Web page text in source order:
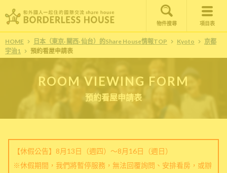
物件搜尋 項目表
HOME 日本（東京· 關西· 仙台）的Share House情報TOP Kyoto
京都
宇治1
預約看屋申請表
ROOM VIEWING FORM
預約看屋申請表
【休假公告】8月13日（週四）～8月16日（週日）
※休假期間，我們將暫停服務，無法回覆詢問、安排看房，或辦